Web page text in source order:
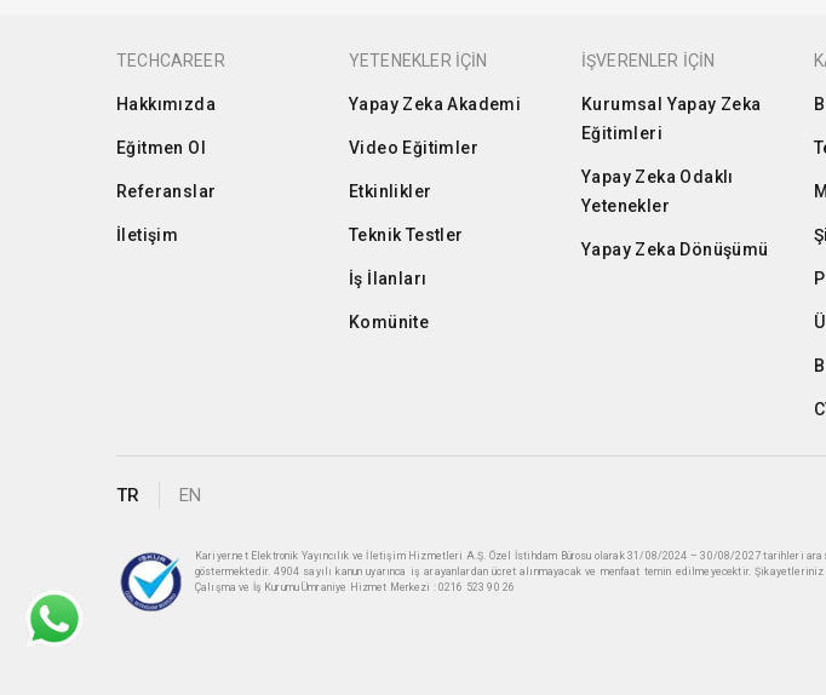
TECHCAREER
Hakkımızda
Eğitmen Ol
Referanslar
İletişim
YETENEKLER İÇİN
Yapay Zeka Akademi
Video Eğitimler
Etkinlikler
Teknik Testler
İş İlanları
Komünite
İŞVERENLER İÇİN
Kurumsal Yapay Zeka
Eğitimleri
Yapay Zeka Odaklı
Yetenekler
Yapay Zeka Dönüşümü
TR EN
Kariyer.net Elektronik Yayıncılık ve İletişim Hizmetleri A.Ş. Özel İstihdam Bürosu olarak 31/08/2024 – 30/08/2027 tarihleri
göstermektedir. 4904 sayılı kanun uyarınca iş arayanlardan ücret alınmayacak ve menfaat temin edilmeyecektir.
Çalışma ve İş Kurumu Ümraniye Hizmet Merkezi : 0216 523 90 26